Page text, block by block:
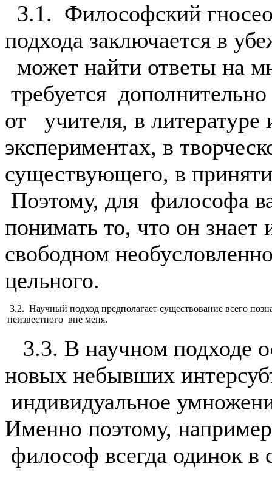
3.1. Философский
подхода заключается в
может найти ответы на
требуется
от учителя, в
экспериментах, в
существующего, в
Поэтому, для философа
понимать то, что он
свободном
цельного.
3.2. Научный подход предполагает существование всего
неизвестного вне меня.
3.3. В научном подходе
новых небывших
индивидуальное
Именно поэтому,
философ всегда одинок в